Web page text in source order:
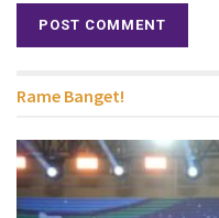
Rame Banget!